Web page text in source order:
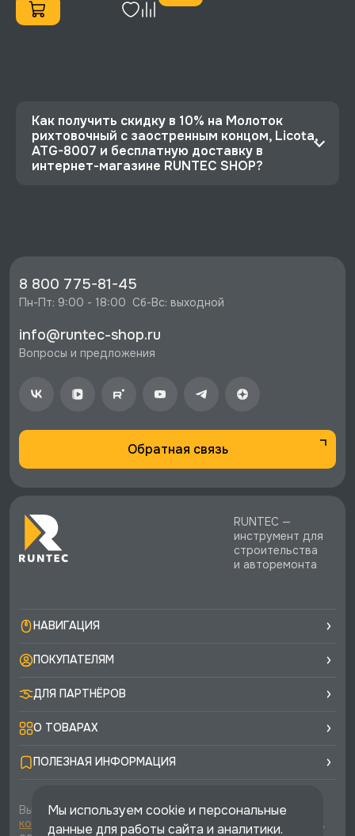
Как получить скидку в 10% на Молоток
рихтовочный с заостренным концом, Licota,
ATG-8007 и бесплатную доставку в
интернет-магазине RUNTEC SHOP?
руб.
⚡️ Бесплатная доставка в Москве, Санкт-
стоимости заказа.
8 800 775-81-45
Пн-Пт: 9:00 - 18:00  Сб-Вс: выходной
info@runtec-shop.ru
Вопросы и предложения
Обратная связь
RUNTEC —
инструмент для
строительства
и авторемонта
НАВИГАЦИЯ
ПОКУПАТЕЛЯМ
ДЛЯ ПАРТНЁРОВ
О ТОВАРАХ
ПОЛЕЗНАЯ ИНФОРМАЦИЯ
Вы соглашаетесь с условиямиполитики
конфиденциальностиипубличной офертыкаждый раз,
Мы используем cookie и персональные
данные для работы сайта и аналитики.